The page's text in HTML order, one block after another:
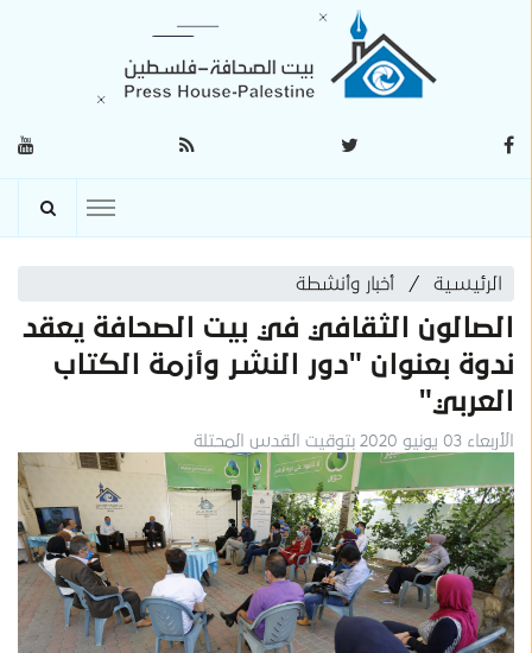
الرئيسية أخبار وأنشطة
الصالون الثقافي في بيت الصحافة يعقد
ندوة بعنوان "دور النشر وأزمة الكتاب
العربي"
الأربعاء 03 يونيو 2020 بتوقيت القدس المحتلة